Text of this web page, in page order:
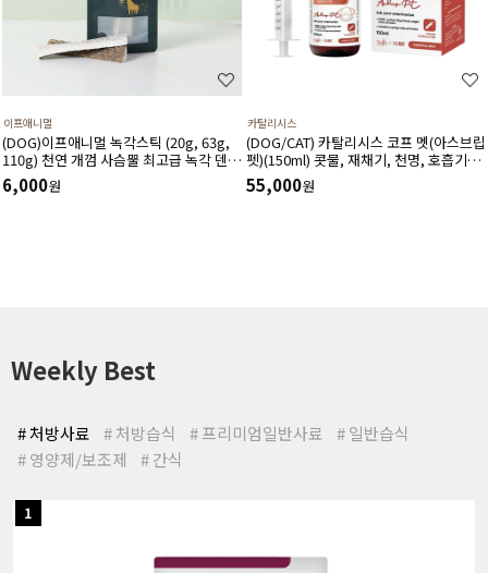
이프애니멀
(DOG)이프애니멀 녹각스틱 (20g, 63g,
110g) 천연 개껌 사슴뿔 최고급 녹각 덴탈
껌 노니함유 덴탈 영양간식
6,000원
카탈리시스
(DOG/CAT) 카탈리시스 코프 멧(아스브립
펫)(150ml) 콧물, 재채기, 천명, 호흡기도
건조, 기침 등 호흡기도 및 거담작용에 도
움을 주고 호흡기 상태를 개선시키는 영양
55,000원
Weekly Best
# 처방사료 # 처방습식 # 프리미엄일반사료
# 일반습식
# 영양제/보조제
# 간식